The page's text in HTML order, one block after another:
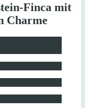
Finca mit
Charme